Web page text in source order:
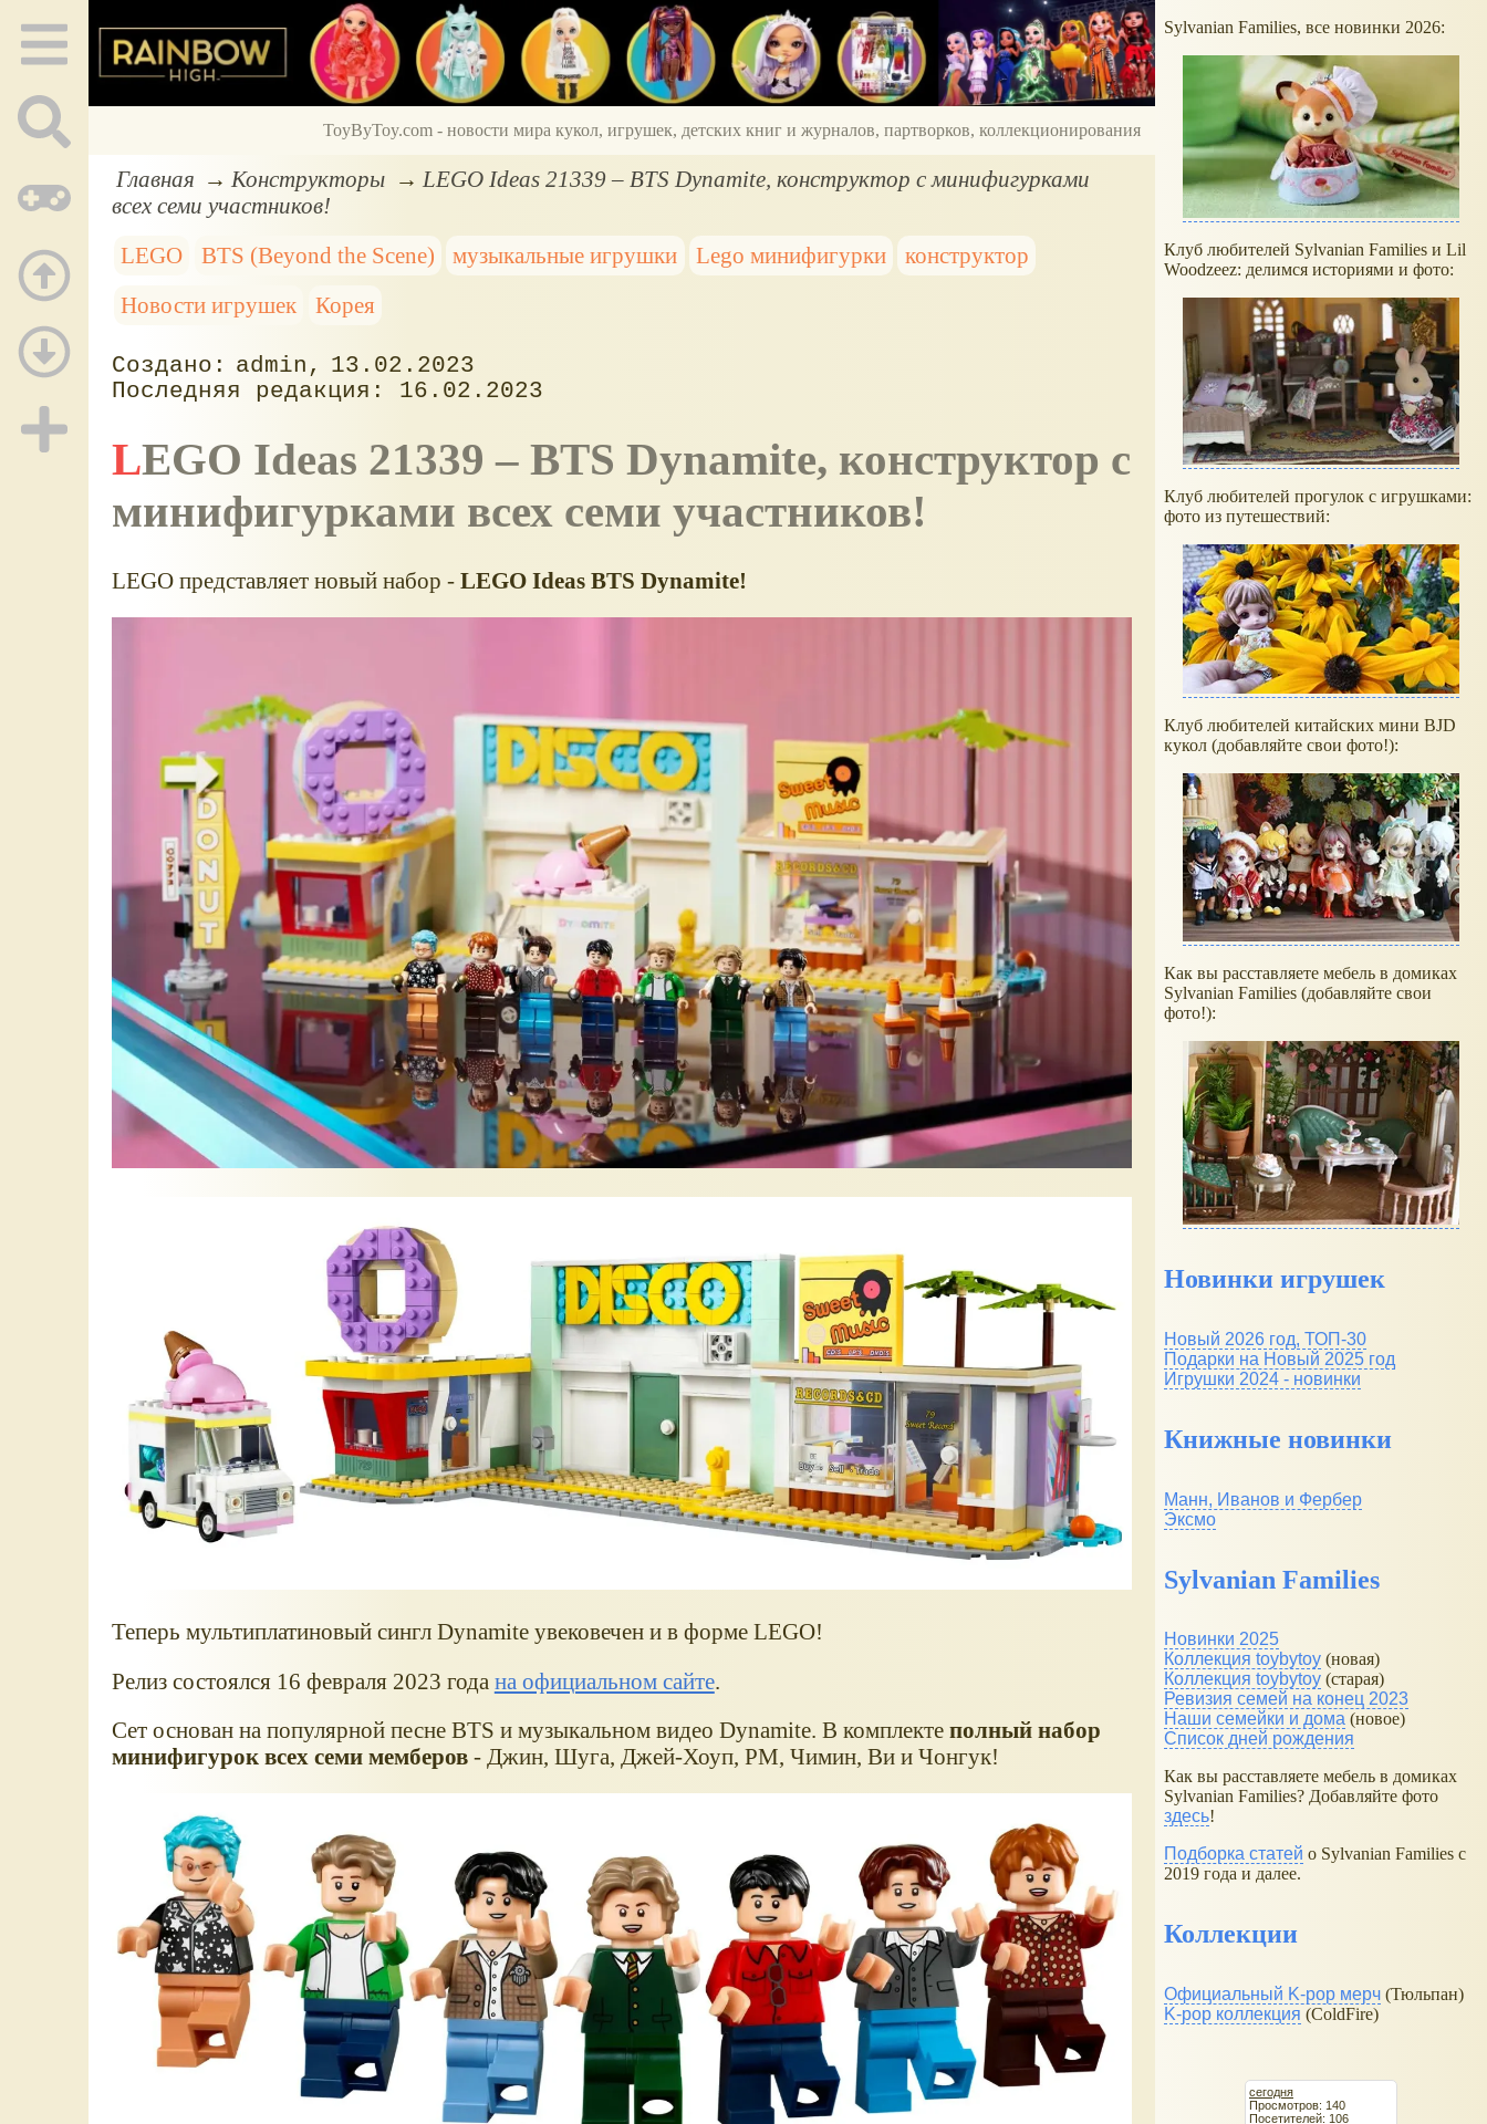
ToyByToy.com - новости мира кукол, игрушек, детских книг и журналов, партворков, коллекционирования
Главная Конструкторы
LEGO Ideas 21339 – BTS Dynamite, конструктор с минифигурками
всех семи участников!
LEGO
BTS (Beyond the Scene) музыкальные игрушки Lego минифигурки
конструктор
Новости игрушек
Корея
admin
13.02.2023
16.02.2023
LEGO Ideas 21339 – BTS Dynamite, конструктор с
минифигурками всех семи участников!
LEGO представляет новый набор - LEGO Ideas BTS Dynamite!
Теперь мультиплатиновый сингл Dynamite увековечен и в форме LEGO!
Релиз состоялся 16 февраля 2023 года на официальном сайте.
Сет основан на популярной песне BTS и музыкальном видео Dynamite. В комплекте полный набор
минифигурок всех семи мемберов- Джин, Шуга, Джей-Хоуп, РМ, Чимин, Ви и Чонгук!
Sylvanian Families, все новинки 2026:
Клуб любителей Sylvanian Families и Lil
Woodzeez: делимся историями и фото:
Клуб любителей прогулок с игрушками:
фото из путешествий:
Клуб любителей китайских мини BJD
кукол (добавляйте свои фото!):
Как вы расставляете мебель в домиках
Sylvanian Families (добавляйте свои
фото!):
Новинки игрушек
Новый 2026 год, ТОП-30
Подарки на Новый 2025 год
Игрушки 2024 - новинки
Книжные новинки
Манн, Иванов и Фербер
Эксмо
Sylvanian Families
Новинки 2025
Коллекция toybytoy (новая)
Коллекция toybytoy (старая)
Ревизия семей на конец 2023
Наши семейки и дома (новое)
Список дней рождения
Как вы расставляете мебель в домиках
Sylvanian Families? Добавляйте фото
здесь!
Подборка статей о Sylvanian Families с
2019 года и далее.
Коллекции
Официальный K-pop мерч (Тюльпан)
K-pop коллекция (ColdFire)
сегодня
Просмотров: 140
Посетителей: 106